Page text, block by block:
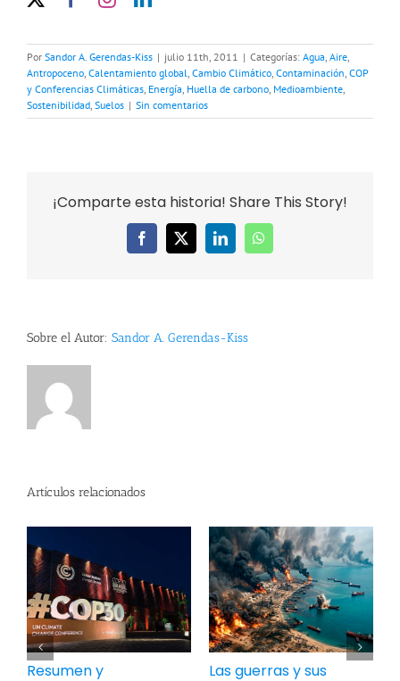
Por Sandor A. Gerendas-Kiss | julio 11th, 2011 | Categorías: Agua, Aire,
Antropoceno, Calentamiento global, Cambio Climático, Contaminación, COP
y Conferencias Climáticas, Energía, Huella de carbono, Medioambiente,
Sostenibilidad, Suelos | Sin comentarios
¡Comparte esta historia! Share This Story!
Facebook
X LinkedInWhatsApp
Sobre el Autor: Sandor A. Gerendas-Kiss
Artículos relacionados
Resumen y
Las guerras y sus